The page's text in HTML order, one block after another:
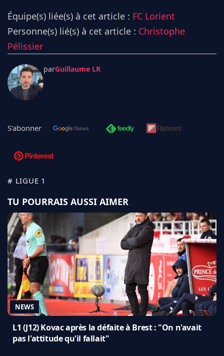
Équipe(s) liée(s) à cet article : FC Lorient
Personne(s) lié(s) à cet article : Christophe
Pélissier
parGuillaume LR
S'abonner
# LIGUE 1
TU POURRAIS AUSSI AIMER
NEWS
L1 (J12) Kovac après la défaite à Brest : "On n'avait
pas l'attitude qu'il fallait"